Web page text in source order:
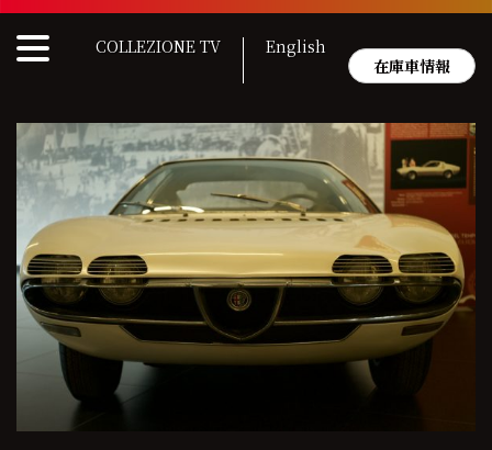
Skip
content
COLLEZIONE TV
English
在庫車情報